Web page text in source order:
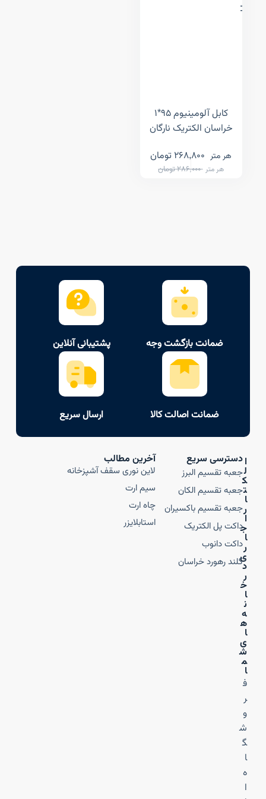
کابل آلومینیوم ۹۵*۱
خراسان الکتریک نارگان
هر متر 286,000تومان
هر متر 268,800 تومان
ضمانت بازگشت وجه پشتیبانی آنلاین
ضمانت اصالت کالا ارسال سریع
ا
ل
ک
ت
ا
ر
ا
ج
ا
ر
ی
د
ر
خ
ا
ن
ه‌
ه
ا
ی
ش
م
ا
ف
ر
و
ش
گ
ا
ه
ا
دسترسی سریع
جعبه تقسیم البرز
جعبه تقسیم الکان
جعبه تقسیم باکسیران
داکت پل الکتریک
داکت دانوب
گلند رهورد خراسان
آخرین مطالب
لاین نوری سقف آشپزخانه
سیم ارت
چاه ارت
استابلایزر